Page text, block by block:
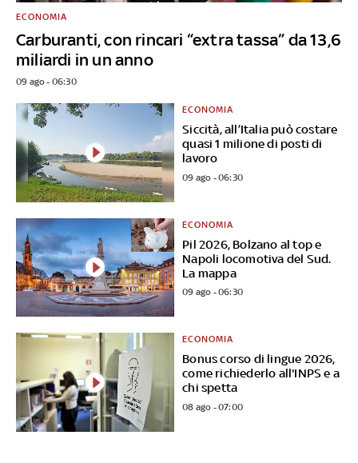
Carburanti, con rincari “extra tassa” da 13,6
miliardi in un anno
ECONOMIA
09 ago - 06:30
Siccità, all’Italia può costare
quasi 1 milione di posti di
lavoro
ECONOMIA
09 ago - 06:30
Pil 2026, Bolzano al top e
Napoli locomotiva del Sud.
La mappa
ECONOMIA
09 ago - 06:30
Bonus corso di lingue 2026,
come richiederlo all'INPS e a
chi spetta
ECONOMIA
08 ago - 07:00